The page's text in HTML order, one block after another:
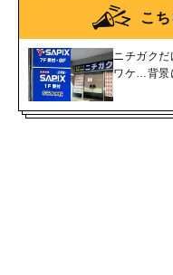
こ
ニチガク
ワケ…背景